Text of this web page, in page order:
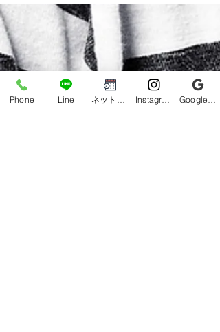
クに｜うるま市からもご
来店多数【口コミ★5.0】
Phone Line